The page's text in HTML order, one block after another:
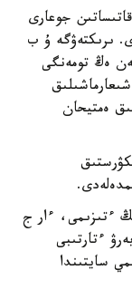
جوعارى
ىرىكتەۋگە ۇ ب
ەڭ تومەنگى
ەمتيحان
ءتىزىمى، ءار ج
ءتارتىبى
سايتىندا